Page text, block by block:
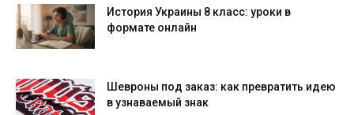
История Украины 8 класс: уроки в
формате онлайн
Шевроны под заказ: как превратить идею
в узнаваемый знак